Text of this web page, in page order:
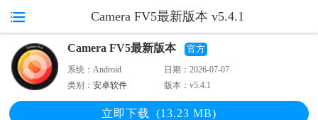
Camera FV5最新版本 v5.4.1
Camera FV5最新版本 官方
系统：Android 日期：2026-07-07
类别：安卓软件 版本：v5.4.1
立即下载 (13.23 MB)